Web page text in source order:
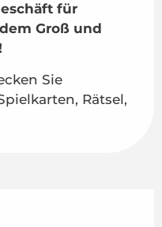
für
Groß und
Sie
Rätsel,